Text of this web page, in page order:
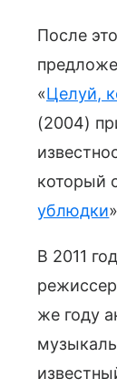
После
«Целуй,
(2004)
который
ублюдки
В 2011
же году